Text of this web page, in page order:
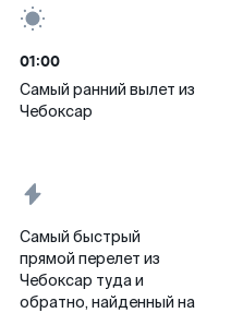
01:00
Самый ранний вылет из
Чебоксар
Самый быстрый
прямой перелет из
Чебоксар туда и
обратно, найденный на